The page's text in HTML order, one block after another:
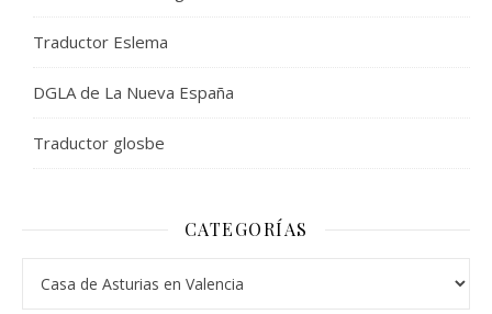
Traductor Eslema
DGLA de La Nueva España
Traductor glosbe
CATEGORÍAS